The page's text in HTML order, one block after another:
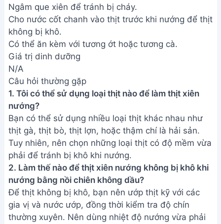
Ngâm que xiên để tránh bị cháy.
Cho nước cốt chanh vào thịt trước khi nướng để thịt
không bị khô.
Có thể ăn kèm với tương ớt hoặc tương cà.
Giá trị dinh dưỡng
N/A
Câu hỏi thường gặp
1. Tôi có thể sử dụng loại thịt nào để làm thịt xiên
nướng?
Bạn có thể sử dụng nhiều loại thịt khác nhau như
thịt gà, thịt bò, thịt lợn, hoặc thậm chí là hải sản.
Tuy nhiên, nên chọn những loại thịt có độ mềm vừa
phải để tránh bị khô khi nướng.
2. Làm thế nào để thịt xiên nướng không bị khô khi
nướng bằng nồi chiên không dầu?
Để thịt không bị khô, bạn nên ướp thịt kỹ với các
gia vị và nước ướp, đồng thời kiểm tra độ chín
thường xuyên. Nên dùng nhiệt độ nướng vừa phải